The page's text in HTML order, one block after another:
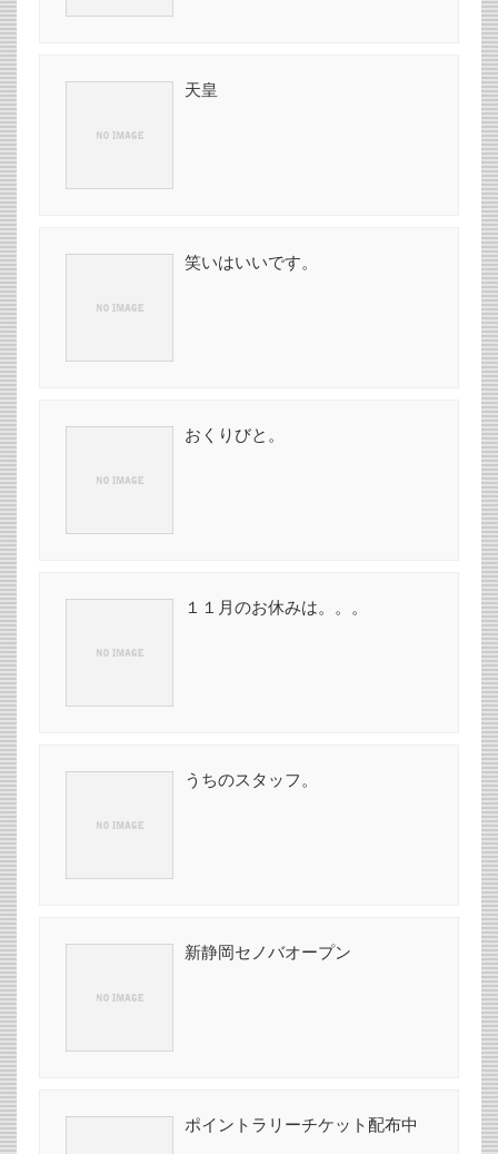
天皇
笑いはいいです。
おくりびと。
１１月のお休みは。。。
うちのスタッフ。
新静岡セノバオープン
ポイントラリーチケット配布中